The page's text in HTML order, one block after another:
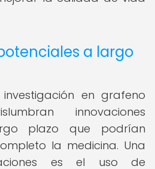
a largo
en grafeno
innovaciones
plazo que podrían
la medicina. Una
es el uso de